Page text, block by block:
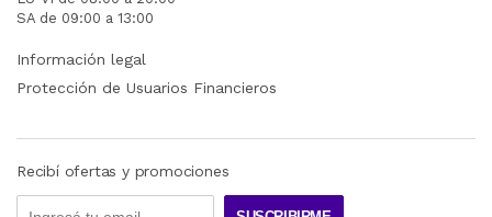
SA de 09:00 a 13:00
Información legal
Protección de Usuarios Financieros
Recibí ofertas y promociones